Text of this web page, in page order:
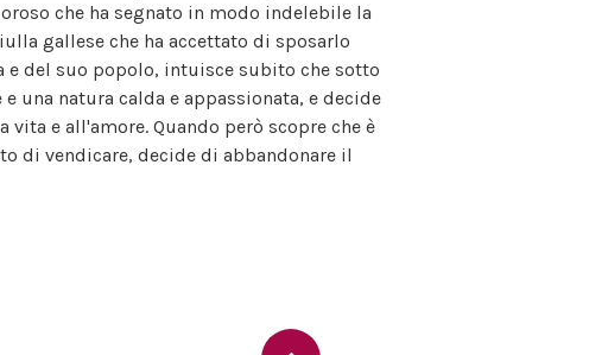
che ha segnato in modo indelebile la
gallese che ha accettato di sposarlo
e del suo popolo, intuisce subito che sotto
una natura calda e appassionata, e decide
e all'amore. Quando però scopre che è
di vendicare, decide di abbandonare il